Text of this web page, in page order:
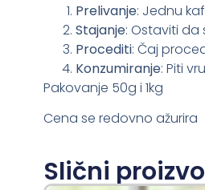
Prelivanje: Jednu
Stajanje: Ostaviti da
Procediti: Čaj
Konzumiranje: Piti
Pakovanje 50g i 1kg
Cena se redovno ažurira
Slični